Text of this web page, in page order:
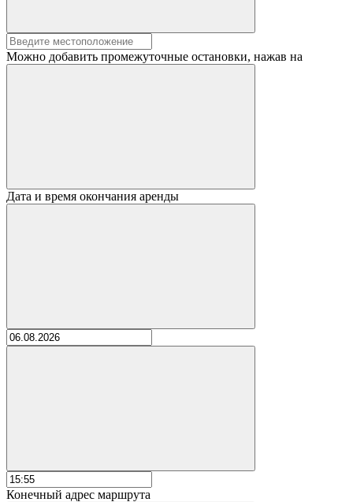
Можно добавить промежуточные остановки, нажав на
Дата и время окончания аренды
Конечный адрес маршрута